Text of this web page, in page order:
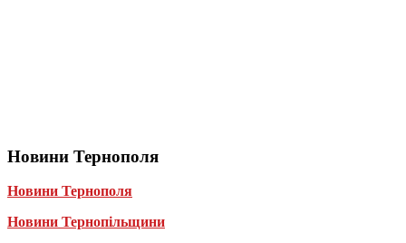
Новини Тернополя
Новини Тернополя
Новини Тернопільщини